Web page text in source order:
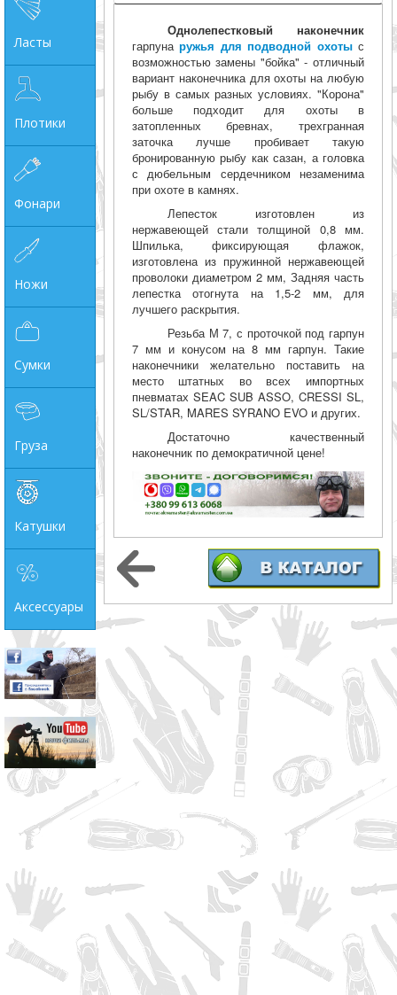
Ласты
Плотики
Фонари
Ножи
Сумки
Груза
Катушки
Аксессуары
Однолепестковый наконечник
гарпунаружья для подводной охотыс
возможностью замены "бойка" - отличный
вариант наконечника для охоты на любую
рыбу в самых разных условиях. "Корона"
больше подходит для охоты в
затопленных бревнах, трехгранная
заточка лучше пробивает такую
бронированную рыбу как сазан, а головка
с дюбельным сердечником незаменима
при охоте в камнях.
Лепесток изготовлен из
нержавеющей стали толщиной 0,8 мм.
Шпилька, фиксирующая флажок,
изготовлена из пружинной нержавеющей
проволоки диаметром 2 мм, Задняя часть
лепестка отогнута на 1,5-2 мм, для
лучшего раскрытия.
Резьба М 7, с проточкой под гарпун
7 мм и конусом на 8 мм гарпун. Такие
наконечники желательно поставить на
место штатных во всех импортных
пневматах SEAC SUB ASSO, CRESSI SL,
SL/STAR, MARES SYRANO EVO и других.
Достаточно качественный
наконечник по демократичной цене!